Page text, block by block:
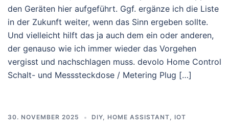
den Geräten hier aufgeführt. Ggf. ergänze ich die Liste
in der Zukunft weiter, wenn das Sinn ergeben sollte.
Und vielleicht hilft das ja auch dem ein oder anderen,
der genauso wie ich immer wieder das Vorgehen
vergisst und nachschlagen muss. devolo Home Control
Schalt- und Messsteckdose / Metering Plug […]
30. NOVEMBER 2025 DIY, HOME ASSISTANT, IOT